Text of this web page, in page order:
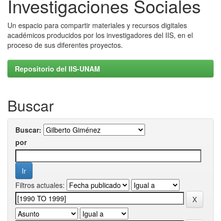
Investigaciones Sociales
Un espacio para compartir materiales y recursos digitales
académicos producidos por los investigadores del IIS, en el
proceso de sus diferentes proyectos.
Repositorio del IIS-UNAM
Buscar
Buscar:
por
Filtros actuales: